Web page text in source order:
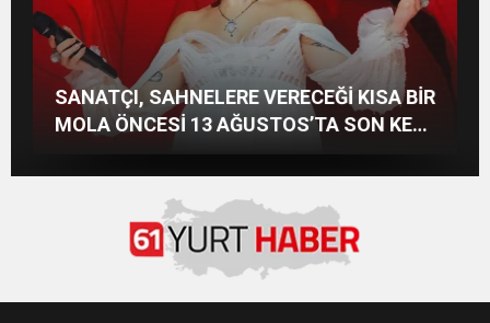
Başka Resort’ta Unutulmaz Gece Özülkü
Çifti Bodrum’u Büyüledi
SANATÇI, SAHNELERE VERECEĞİ KISA BİR
MOLA ÖNCESİ 13 AĞUSTOS’TA SON KEZ
HARBİYE’DE OLACAK!
SAHNELERİN ALBÜMSÜZ ASSOLİSTİ
GÖZDE DEMİRBİLEK, NR1 MAGAZİN’DE:
“SON ASSOLİST OLARAK VAR
OLACAĞIM!”
Demet Akalın, Sefo ve LVBEL C5 Bodrum’u
Salladı